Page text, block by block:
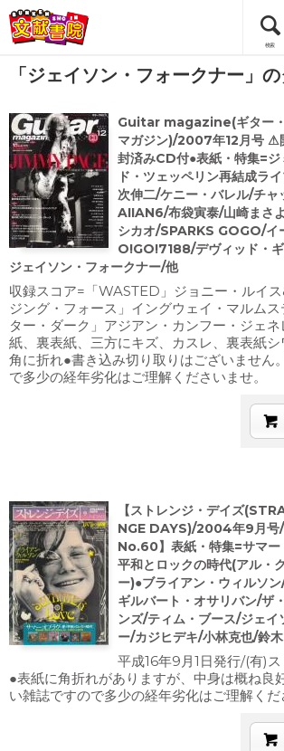
検索
会員登録
ログイン
「ジェイソン・フォークナー」
Guitar magazine(ギター・
マガジン)/2007年12月号 ⚠
封済みCD付●表紙・特集=ジ
ド・ツェッペリン再結成ラ
次伸二/ケニー・バレル/チ
AIIAN6/布袋寅泰/山崎まさ
シカオ/SPARKS GOGO/イ
O!GO!7188/デヴィッド・
ジェイソン・フォークナー/他
収録スコア=「WASTED」ジョニー・ルイ
ジング・フォース」イングウェイ・マルム
ター・ダーク」アジアン・カンフー・ジェ
紙、裏表紙、三方にキズ、カスレ、裏表紙
角に折れ●書き込み切り取りはございません
で多少の経年劣化はご理解くださいませ。
【ストレンジ・デイズ
NGE DAYS)/2004年9月号/
No.60】表紙・特集=サマー
平和とロックの時代(アル・
ー)●ブライアン・ウィルソ
ギルバート・オサリバン/ザ
ンズ/ティム・ブース/ジェイ
ー/カジヒデキ/小林克也/鈴
平成16年9月1日発行/(有)
●表紙に角折れがありますが、中身は概ね良
い雑誌ですので多少の経年劣化はご理解くだ